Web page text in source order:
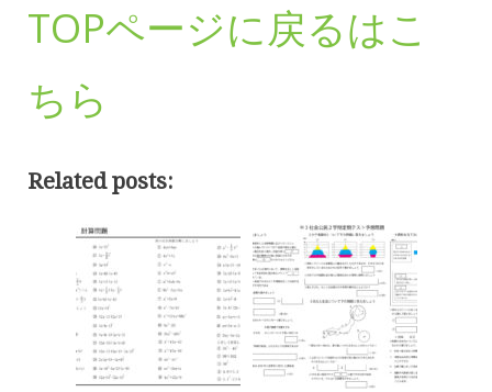
TOPページに戻るはこ
ちら
Related posts: